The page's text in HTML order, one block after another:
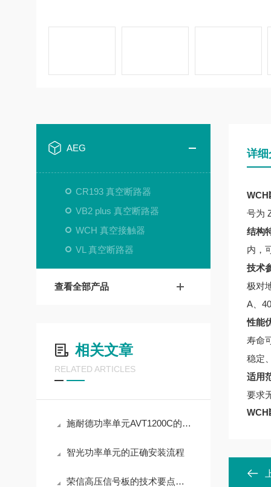
AEG
CR193 真空断路器
VB2 plus 真空断路器
WCH 真空接触器
VL 真空断路器
查看全部产品
相关文章
RELATED ARTICLES
施耐德功率单元AVT1200C的产品优势
智光功率单元的正确安装流程
荣信高压信号板的技术要点与选型策略
详细
WCH
号为
结构
内，
技术
极对
A、
性能
寿命
稳定
适用
要求
WCH